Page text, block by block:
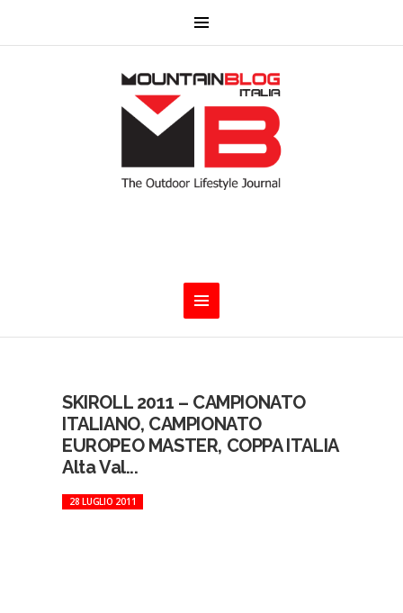
SKIROLL 2011 – CAMPIONATO
ITALIANO, CAMPIONATO
EUROPEO MASTER, COPPA ITALIA
Alta Val...
28 LUGLIO 2011